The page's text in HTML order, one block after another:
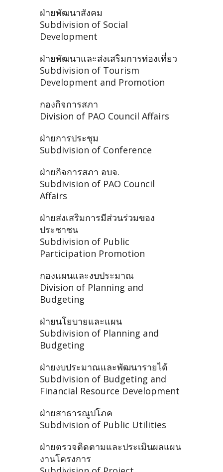
ฝ่ายพัฒนาสังคม
Subdivision of Social
Development
ฝ่ายพัฒนาและส่งเสริมการท่องเที่ยว
Subdivision of Tourism
Development and Promotion
กองกิจการสภา
Division of PAO Council Affairs
ฝ่ายการประชุม
Subdivision of Conference
ฝ่ายกิจการสภา อบจ.
Subdivision of PAO Council
Affairs
ฝ่ายส่งเสริมการมีส่วนร่วมของ
ประชาชน
Subdivision of Public
Participation Promotion
กองแผนและงบประมาณ
Division of Planning and
Budgeting
ฝ่ายนโยบายและแผน
Subdivision of Planning and
Budgeting
ฝ่ายงบประมาณและพัฒนารายได้
Subdivision of Budgeting and
Financial Resource Development
ฝ่ายสาธารณูปโภค
Subdivision of Public Utilities
ฝ่ายตรวจติดตามและประเมินผลแผน
งานโครงการ